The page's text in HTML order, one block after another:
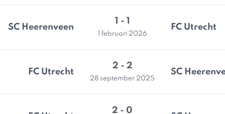
SC Heerenveen
1 - 1
1 februari 2026
FC Utrecht
FC Utrecht
2 - 2
28 september 2025
SC
2 - 0